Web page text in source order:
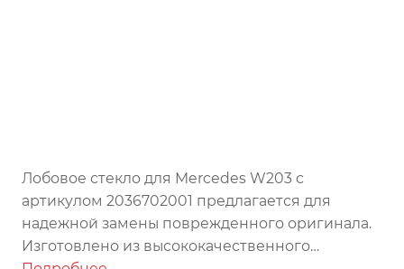
Лобовое стекло для Mercedes W203 с
артикулом 2036702001 предлагается для
надежной замены поврежденного оригинала.
Изготовлено из высококачественного